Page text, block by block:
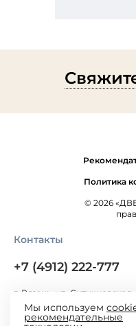
Политика
© 2026
Контакты
+7 (4912) 222-777
г. Рязань, ул.
300 метров от Окружной
Мы используем
рекомендательные